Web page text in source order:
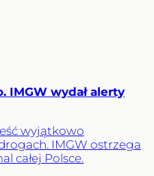
IMGW wydał alerty
wyjątkowo
IMGW ostrzega
całej Polsce.